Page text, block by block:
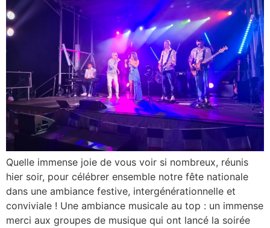
Quelle immense joie de vous voir si nombreux, réunis
hier soir, pour célébrer ensemble notre fête nationale
dans une ambiance festive, intergénérationnelle et
conviviale ! Une ambiance musicale au top : un immense
merci aux groupes de musique qui ont lancé la soirée